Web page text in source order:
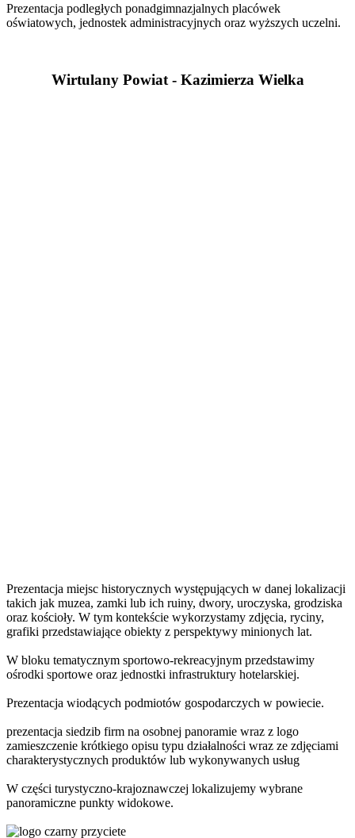
Prezentacja podległych ponadgimnazjalnych placówek
oświatowych, jednostek administracyjnych oraz wyższych uczelni.
Wirtulany Powiat - Kazimierza Wielka
Prezentacja miejsc historycznych występujących w danej lokalizacji
takich jak muzea, zamki lub ich ruiny, dwory, uroczyska, grodziska
oraz kościoły. W tym kontekście wykorzystamy zdjęcia, ryciny,
grafiki przedstawiające obiekty z perspektywy minionych lat.
W bloku tematycznym sportowo-rekreacyjnym przedstawimy
ośrodki sportowe oraz jednostki infrastruktury hotelarskiej.
Prezentacja wiodących podmiotów gospodarczych w powiecie.
prezentacja siedzib firm na osobnej panoramie wraz z logo
zamieszczenie krótkiego opisu typu działalności wraz ze zdjęciami
charakterystycznych produktów lub wykonywanych usług
W części turystyczno-krajoznawczej lokalizujemy wybrane
panoramiczne punkty widokowe.